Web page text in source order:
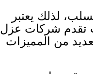
لذلك يعتبر
تقدم شركات عزل
من المميزات